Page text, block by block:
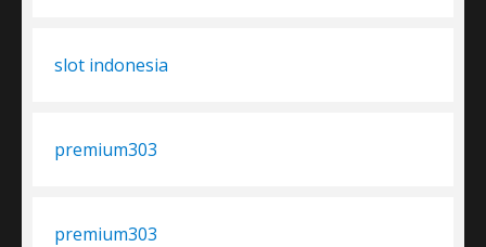
slot indonesia
premium303
premium303